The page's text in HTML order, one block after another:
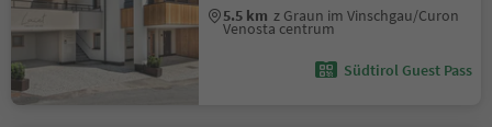
5.5 km z Graun im Vinschgau/Curon
Venosta centrum
Südtirol Guest Pass